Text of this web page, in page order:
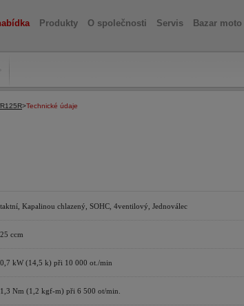
Produkty O společnosti Servis Bazar moto
>Technické údaje
Kapalinou chlazený, SOHC, 4ventilový, Jednoválec
ccm
kW (14,5 k) při 10 000 ot./min
Nm (1,2 kgf-m) při 6 500 ot/min.